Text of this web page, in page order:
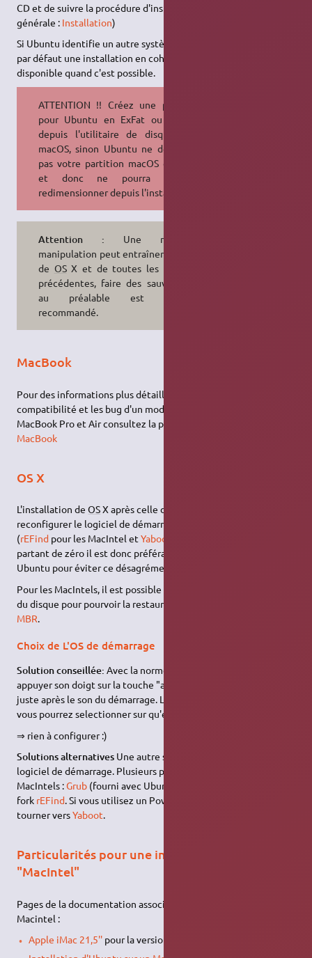
CD et de suivre la procédure d'installation. (Voir aussi la page
générale : Installation)
Si Ubuntu identifie un autre système d'exploitation, il propose
par défaut une installation en cohabitation en utilisant l'espace
disponible quand c'est possible.
ATTENTION !! Créez une partition
pour Ubuntu en ExFat ou en FAT
depuis l'utilitaire de disque sous
macOS, sinon Ubuntu ne détectera
pas votre partition macOS en APFS
et donc ne pourra pas le
redimensionner depuis l'installateur.
Attention : Une mauvaise
manipulation peut entraîner la perte
de OSX et de toutes les données
précédentes, faire des sauvegardes
au préalable est toujours
recommandé.
MacBook
Pour des informations plus détaillées sur l'installation, la
compatibilité et les bug d'un modèle particulier de MacBook,
MacBook Pro et Air consultez la page
MacBook
OS X
L'installation deOSX après celle de Ubuntu impose de
reconfigurer le logiciel de démarrage après l'installation
(rEFind pour les MacIntel etYaboot
partant de zéro il est donc préférable d'installer Mac
Ubuntu pour éviter ce désagrément.
Pour les MacIntels, il est possible de sauvegarder la partie
du disque pour pourvoir la restaurer ensuite :
MBR.
Choix de L'OS de démarrage
Solution conseillée: Avec la norme EFI, il suffit de laisser
appuyer son doigt sur la touche "alt" ou "option" au démarrage
juste après le son du démarrage. Le menu EFI va apparaitre et
vous pourrez selectionner sur qu'elle disque démarrer.
⇒ rien à configurer :)
Solutions alternatives Une autre solution est de configurer le
logiciel de démarrage. Plusieurs possibilités si vous êtes sur
MacIntels :Grub (fourni avec Ubuntu),
fork rEFind. Si vous utilisez un PowerPC, il vous faudra vous
tourner versYaboot.
Particularités pour une installation sur
"MacIntel"
Pages de la documentation associées aux installations sur
Macintel :
Apple iMac 21,5''pour la version fin 2009 du iMac